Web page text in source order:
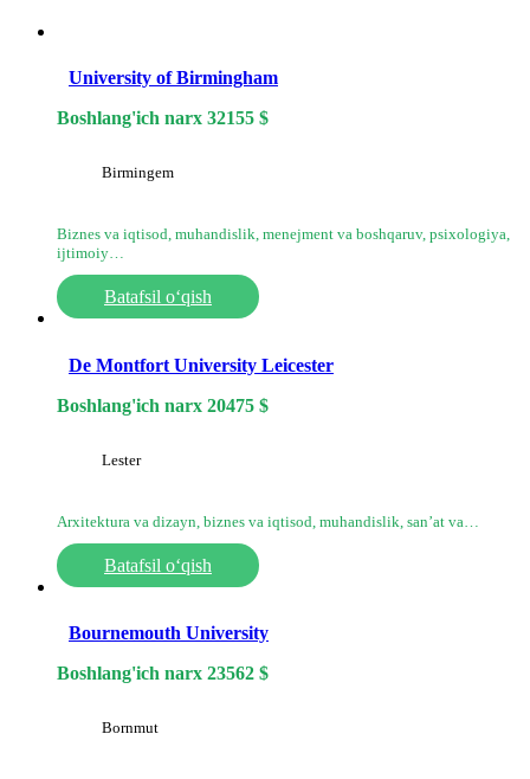
University of Birmingham
Boshlang'ich narx 32155 $
Birmingem
Biznes va iqtisod, muhandislik, menejment va boshqaruv, psixologiya,
ijtimoiy…
Batafsil o‘qish
De Montfort University Leicester
Boshlang'ich narx 20475 $
Lester
Arxitektura va dizayn, biznes va iqtisod, muhandislik, sanʼat va…
Batafsil o‘qish
Bournemouth University
Boshlang'ich narx 23562 $
Bornmut